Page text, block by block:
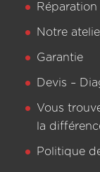
Notre
Garantie
Devis –
Vous
la
Politique